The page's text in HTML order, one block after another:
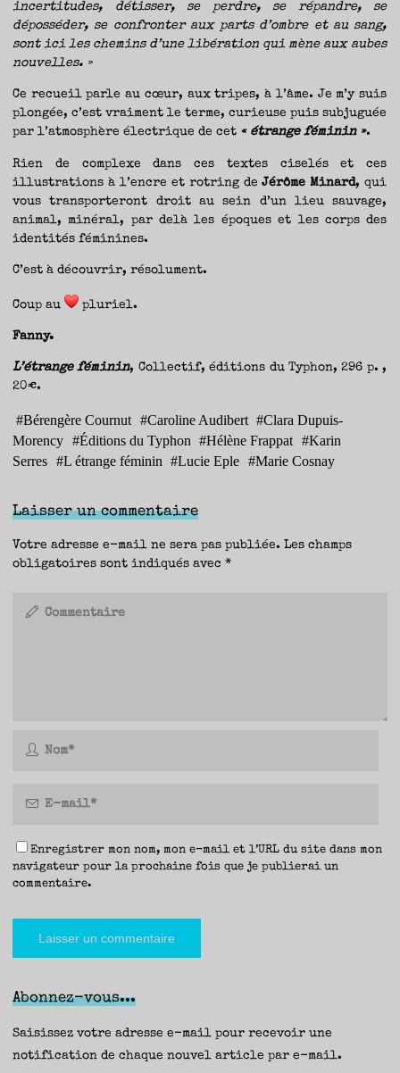
incertitudes, détisser, se perdre, se répandre, se
déposséder, se confronter aux parts d’ombre et au sang,
sont ici les chemins d’une libération qui mène aux aubes
nouvelles. »
Ce recueil parle au cœur, aux tripes, à l’âme. Je m’y suis
plongée, c’est vraiment le terme, curieuse puis subjuguée
par l’atmosphère électrique de cet « étrange féminin ».
Rien de complexe dans ces textes ciselés et ces
illustrations à l’encre et rotring deJérôme Minard, qui
vous transporteront droit au sein d’un lieu sauvage,
animal, minéral, par delà les époques et les corps des
identités féminines.
C’est à découvrir, résolument.
Coup au pluriel.
Fanny.
L’étrange féminin, Collectif, éditions du Typhon, 296 p. ,
20€.
#Bérengère Cournut #Caroline Audibert #Clara Dupuis-
Morency #Éditions du Typhon #Hélène Frappat #Karin
Serres #L étrange féminin #Lucie Eple #Marie Cosnay
Laisser un commentaire
Votre adresse e-mail ne sera pas publiée. Les champs
obligatoires sont indiqués avec*
Enregistrer mon nom, mon e-mail et l’URL du site dans mon
navigateur pour la prochaine fois que je publierai un
commentaire.
Abonnez-vous...
Saisissez votre adresse e-mail pour recevoir une
notification de chaque nouvel article par e-mail.